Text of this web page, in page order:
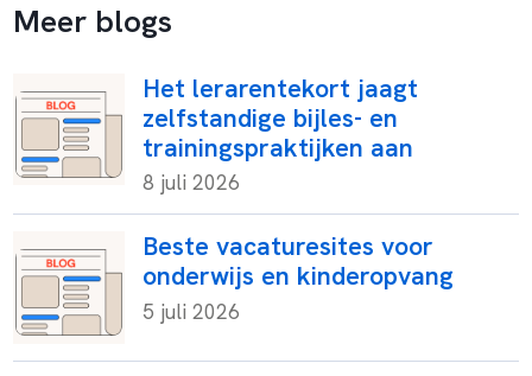
Meer blogs
Het lerarentekort jaagt
zelfstandige bijles- en
trainingspraktijken aan
8 juli 2026
Beste vacaturesites voor
onderwijs en kinderopvang
5 juli 2026